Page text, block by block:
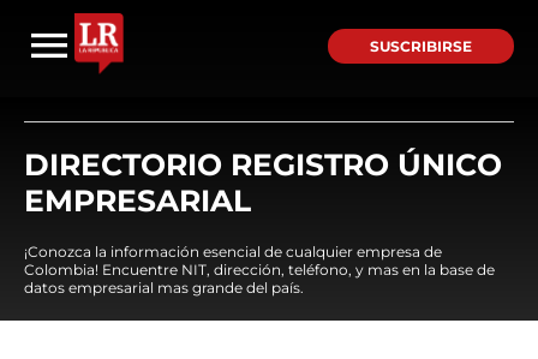
SUSCRIBIRSE
DIRECTORIO REGISTRO ÚNICO
EMPRESARIAL
¡Conozca la información esencial de cualquier empresa de
Colombia! Encuentre NIT, dirección, teléfono, y mas en la base de
datos empresarial mas grande del país.